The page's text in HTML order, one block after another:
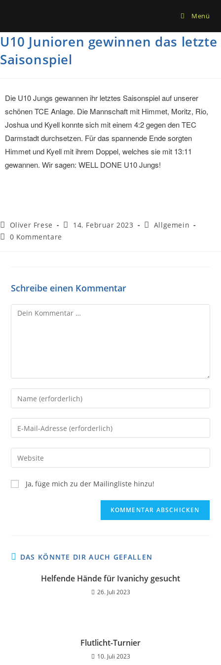
Menü
U10 Junioren gewinnen das letzte
Saisonspiel
Die U10 Jungs gewannen ihr letztes Saisonspiel auf unserer
schönen TCE Anlage. Die Mannschaft mit Himmet, Moritz, Rio,
Joshua und Kyell konnte sich mit einem 4:2 gegen den TEC
Darmstadt durchsetzen. Für das spannende Ende sorgten
Himmet und Kyell mit ihrem Doppel, welches sie mit 13:11
gewannen. Wir sagen: WELL DONE U10 Jungs!
Oliver Frese 14. Februar 2023
Allgemein
0 Kommentare
Schreibe einen Kommentar
Ja, füge mich zu der Mailingliste hinzu!
DAS KÖNNTE DIR AUCH GEFALLEN
Helfende Hände für Ivanichy gesucht
26. Juli 2023
Flutlicht-Turnier
10. Juli 2023